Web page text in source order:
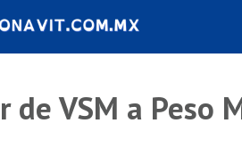
de VSM a Peso